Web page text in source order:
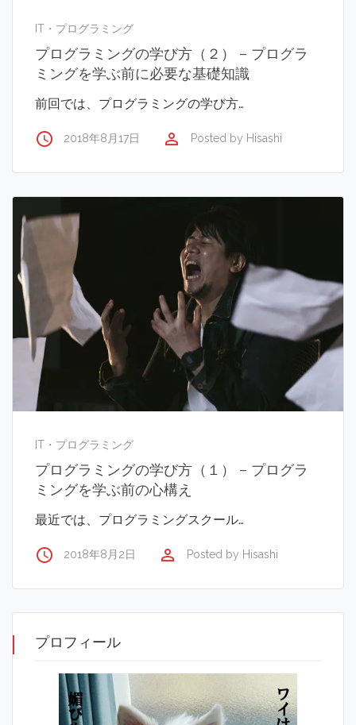
IT・プログラミング
プログラミングの学び方（２） – プログラ
ミングを学ぶ前に必要な基礎知識
前回では、プログラミングの学び方…
access_time 2018年8月17日 perm_identity Posted by Hisashi
IT・プログラミング
プログラミングの学び方（１） – プログラ
ミングを学ぶ前の心構え
最近では、プログラミングスクール…
access_time 2018年8月2日 perm_identity Posted by Hisashi
プロフィール